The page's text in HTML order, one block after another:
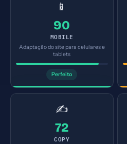
📱
90
MOBILE
Adaptação do site para celulares e
tablets
Perfeito
✍️
72
COPY